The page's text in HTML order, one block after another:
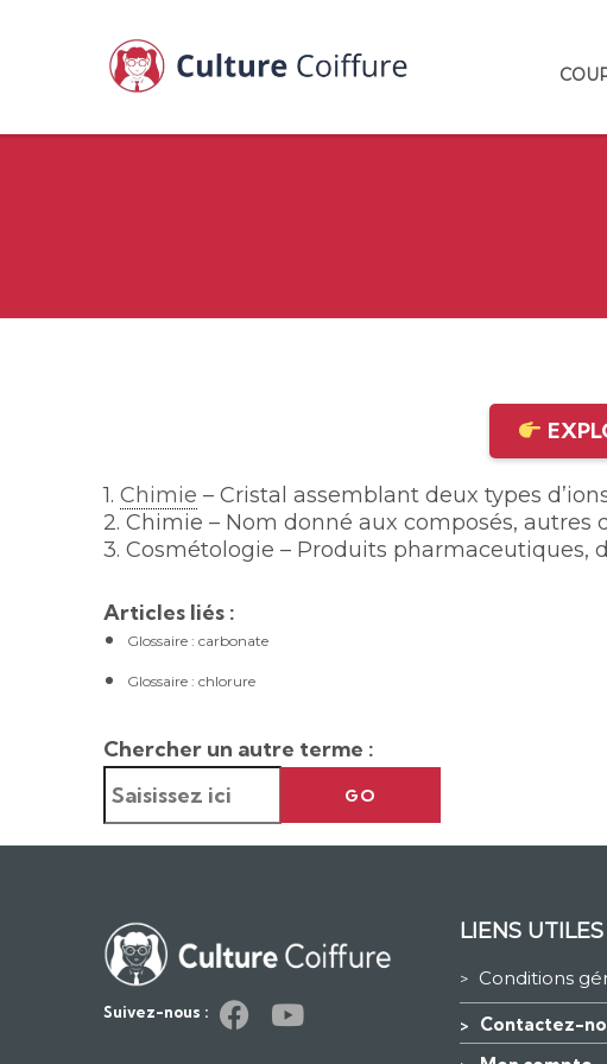
1. Chimie – Cristal assemblant deux types
2. Chimie – Nom donné aux composés, autres
3. Cosmétologie – Produits pharmaceutiques,
Articles liés :
Glossaire : carbonate
Glossaire : chlorure
Chercher un autre terme :
GO
Suivez-nous :
LIENS UTILES
> Conditions
> Contactez-